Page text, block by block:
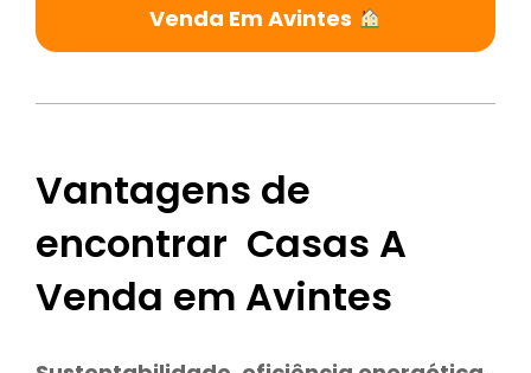
Venda Em Avintes
Vantagens de
encontrar Casas A
Venda em Avintes